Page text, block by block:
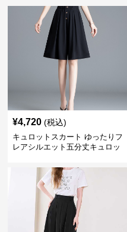
¥4,720 (税込)
キュロットスカート ゆったりフ
レアシルエット五分丈キュロッ